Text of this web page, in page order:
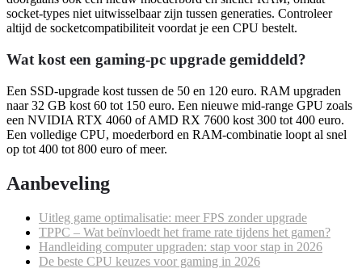
socket-types niet uitwisselbaar zijn tussen generaties. Controleer
altijd de socketcompatibiliteit voordat je een CPU bestelt.
Wat kost een gaming-pc upgrade gemiddeld?
Een SSD-upgrade kost tussen de 50 en 120 euro. RAM upgraden
naar 32 GB kost 60 tot 150 euro. Een nieuwe mid-range GPU zoals
een NVIDIA RTX 4060 of AMD RX 7600 kost 300 tot 400 euro.
Een volledige CPU, moederbord en RAM-combinatie loopt al snel
op tot 400 tot 800 euro of meer.
Aanbeveling
Uitleg game optimalisatie: meer FPS zonder upgrade
TPPC – Wat beïnvloedt het frame rate tijdens het gamen?
Handleiding computer upgraden: stap voor stap in 2026
De beste CPU keuzes voor gaming in 2026